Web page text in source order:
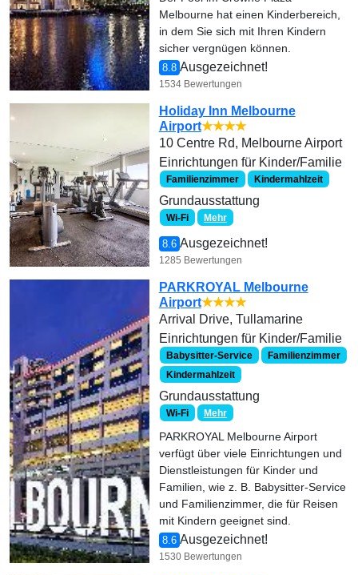
Melbourne hat einen Kinderbereich,
in dem Sie sich mit Ihren Kindern
sicher vergnügen können.
8.8 Ausgezeichnet!
1534 Bewertungen
Holiday Inn Melbourne
Airport★★★★
10 Centre Rd, Melbourne Airport
Einrichtungen für Kinder/Familie
Familienzimmer Kindermahlzeit
Grundausstattung
Wi-Fi Mehr
8.6 Ausgezeichnet!
1285 Bewertungen
PARKROYAL Melbourne
Airport★★★★
Arrival Drive, Tullamarine
Einrichtungen für Kinder/Familie
Babysitter-Service
Familienzimmer
Kindermahlzeit
Grundausstattung
Wi-Fi Mehr
PARKROYAL Melbourne Airport
verfügt über viele Einrichtungen und
Dienstleistungen für Kinder und
Familien, wie z. B. Babysitter-Service
und Familienzimmer, die für Reisen
mit Kindern geeignet sind.
8.6 Ausgezeichnet!
1530 Bewertungen